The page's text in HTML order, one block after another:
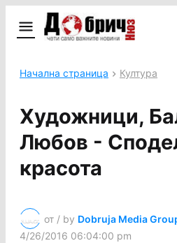
Начална страница Култура
Художници,
Любов -
красота
от / by Dobruja Media
4/26/2016 06:04:00 pm